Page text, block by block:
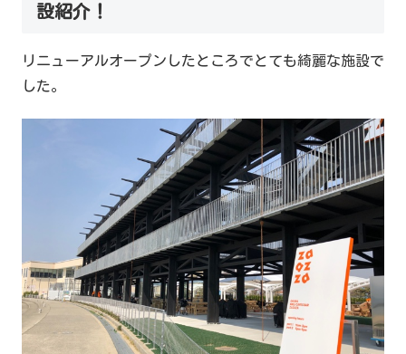
設紹介！
リニューアルオープンしたところでとても綺麗な施設で
した。